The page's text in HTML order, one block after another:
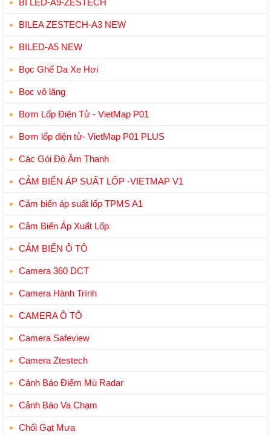
BI LED-A9-ZESTECH
BILEA ZESTECH-A3 NEW
BILED-A5 NEW
Bọc Ghế Da Xe Hơi
Bọc vô lăng
Bơm Lốp Điện Tử - VietMap P01
Bơm lốp điện tử- VietMap P01 PLUS
Các Gói Độ Âm Thanh
CẢM BIẾN ÁP SUẤT LỐP -VIETMAP V1
Cảm biến áp suất lốp TPMS A1
Cảm Biến Áp Xuất Lốp
CẢM BIẾN Ô TÔ
Camera 360 DCT
Camera Hành Trình
CAMERA Ô TÔ
Camera Safeview
Camera Ztestech
Cảnh Báo Điểm Mù Radar
Cảnh Báo Va Chạm
Chổi Gạt Mưa